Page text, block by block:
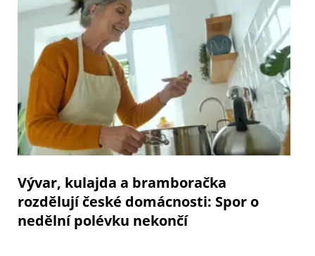
Vývar, kulajda a bramboračka
rozdělují české domácnosti: Spor o
nedělní polévku nekončí